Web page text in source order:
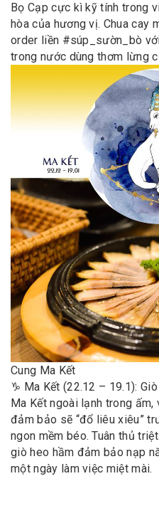
Bọ Cạp cực kì kỹ tính trong
hòa của hương vị. Chua cay
order liền #súp_sườn_bò
trong nước dùng thơm lừng
Cung Ma Kết
♑️ Ma Kết (22.12 – 19.1):
Ma Kết ngoài lạnh trong
đảm bảo sẽ “đổ liêu xiêu”
ngon mềm béo. Tuân thủ
giò heo hầm đảm bảo nạp
một ngày làm việc miệt mài.